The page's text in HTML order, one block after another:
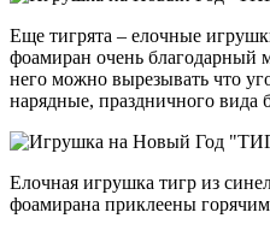
Еще тигрята – елочные
фоамиран очень благодарный
него можно вырезывать что
нарядные, праздничного вида
Елочная игрушка тигр из
фоамирана приклеены